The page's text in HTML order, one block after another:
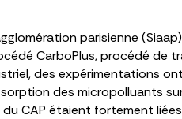
parisienne
CarboPlus, procédé
des expérimentations
des micropolluants
CAP étaient fortement